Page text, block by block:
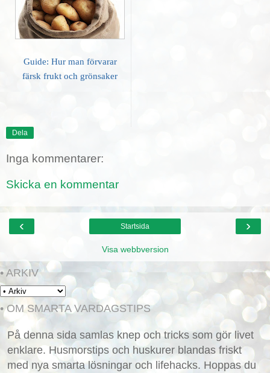
Guide: Hur man förvarar
färsk frukt och grönsaker
Dela
Inga kommentarer:
Skicka en kommentar
‹ ›
Startsida
Visa webbversion
• ARKIV
• OM SMARTA VARDAGSTIPS
På denna sida samlas knep och tricks som gör livet
enklare. Husmorstips och huskurer blandas friskt
med nya smarta lösningar och lifehacks. Hoppas du